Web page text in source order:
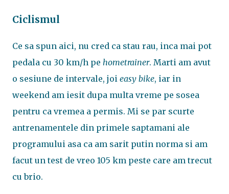
Ciclismul
Ce sa spun aici, nu cred ca stau rau, inca mai pot
pedala cu 30 km/h pe hometrainer. Marti am avut
o sesiune de intervale, joi easy bike, iar in
weekend am iesit dupa multa vreme pe sosea
pentru ca vremea a permis. Mi se par scurte
antrenamentele din primele saptamani ale
programului asa ca am sarit putin norma si am
facut un test de vreo 105 km peste care am trecut
cu brio.